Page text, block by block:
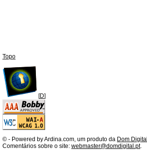
Topo
[D]
© - Powered by Ardina.com, um produto da Dom Digital
Comentários sobre o site: webmaster@domdigital.pt.